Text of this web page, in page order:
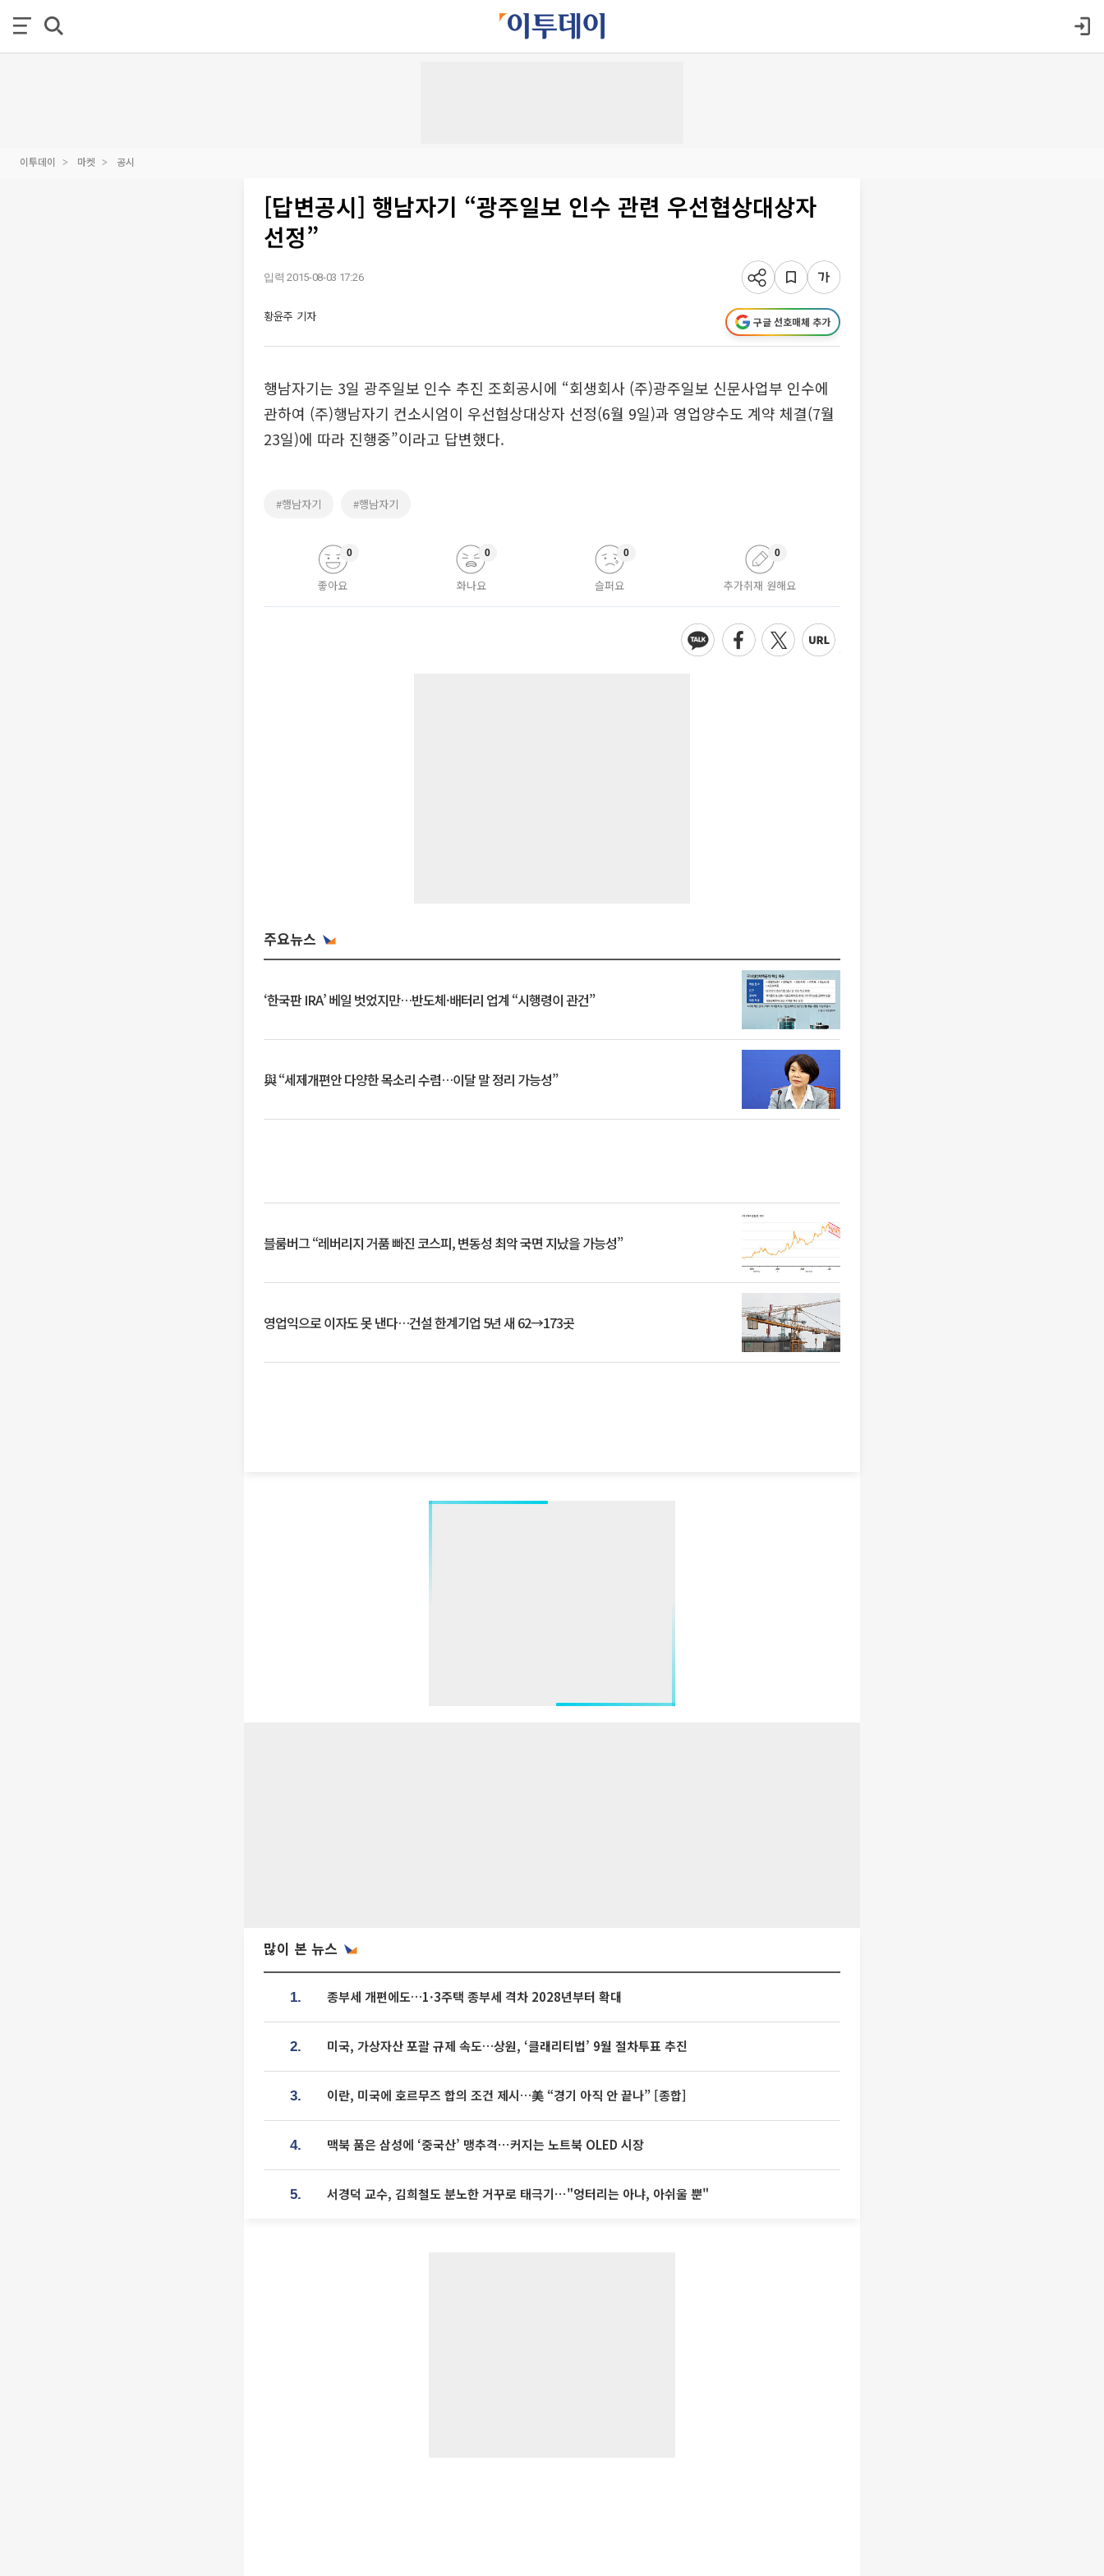
이투데이 마켓 공시
[답변공시] 행남자기 “광주일보 인수 관련 우선협상대상자
선정”
입력 2015-08-03 17:26
황윤주 기자 구글 선호매체 추가
행남자기는 3일 광주일보 인수 추진 조회공시에 “회생회사 (주)광주일보 신문사업부 인수에
관하여 (주)행남자기 컨소시엄이 우선협상대상자 선정(6월 9일)과 영업양수도 계약 체결(7월
23일)에 따라 진행중”이라고 답변했다.
#행남자기 #행남자기
좋아요
0
화나요
0
슬퍼요
0
추가취재 원해요
0
주요뉴스
‘한국판 IRA’ 베일 벗었지만…반도체·배터리 업계 “시행령이 관건”
與 “세제개편안 다양한 목소리 수렴…이달 말 정리 가능성”
블룸버그 “레버리지 거품 빠진 코스피, 변동성 최악 국면 지났을 가능성”
영업익으로 이자도 못 낸다…건설 한계기업 5년 새 62→173곳
많이 본 뉴스
1. 종부세 개편에도…1·3주택 종부세 격차 2028년부터 확대
2. 미국, 가상자산 포괄 규제 속도…상원, ‘클래리티법’ 9월 절차투표 추진
3. 이란, 미국에 호르무즈 합의 조건 제시…美 “경기 아직 안 끝나” [종합]
4. 맥북 품은 삼성에 ‘중국산’ 맹추격⋯커지는 노트북 OLED 시장
5. 서경덕 교수, 김희철도 분노한 거꾸로 태극기⋯"엉터리는 아냐, 아쉬울 뿐"